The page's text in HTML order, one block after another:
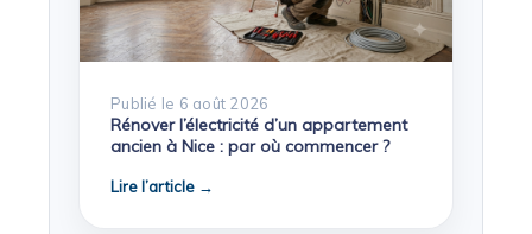
Publié le 6 août 2026
Rénover l’électricité d’un appartement
ancien à Nice : par où commencer ?
Lire l’article →